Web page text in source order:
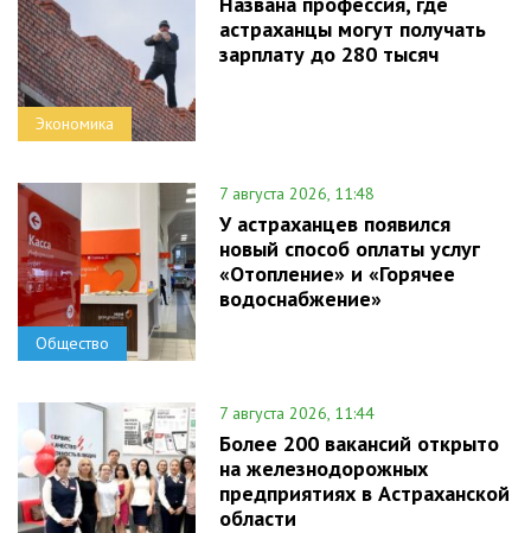
Экономика
астраханцы могут получать
зарплату до 280 тысяч
Общество
7 августа 2026, 11:48
У астраханцев появился
новый способ оплаты услуг
«Отопление» и «Горячее
водоснабжение»
7 августа 2026, 11:44
Более 200 вакансий открыто
на железнодорожных
предприятиях в Астраханской
области